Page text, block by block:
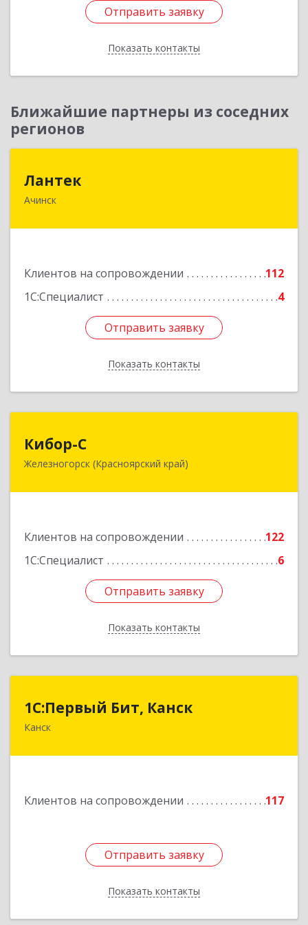
Отправить заявку
Показать контакты
Отправить заявку
Назад
Ближайшие партнеры из соседних
регионов
Лантек
Ачинск
Клиентов на сопровождении
112
1С:Специалист
4
Отправить заявку
Показать контакты
Отправить заявку
Назад
Кибор-С
Железногорск (Красноярский край)
Клиентов на сопровождении
122
1С:Специалист
6
Отправить заявку
Показать контакты
662973, Красноярский край, Железногорск г,
Отправить заявку
Назад
1С:Первый Бит, Канск
Канск
Клиентов на сопровождении 117
Отправить заявку
Показать контакты
Отправить заявку
Назад